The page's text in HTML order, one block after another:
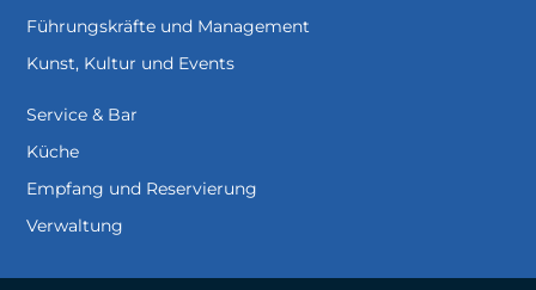
Führungskräfte und Management
Kunst, Kultur und Events
Service & Bar
Küche
Empfang und Reservierung
Verwaltung